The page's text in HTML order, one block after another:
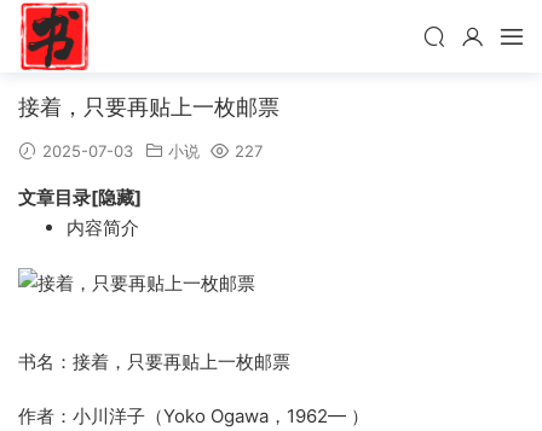
接着，只要再贴上一枚邮票
2025-07-03 小说 227
文章目录[隐藏]
内容简介
书名：接着，只要再贴上一枚邮票
作者：小川洋子（Yoko Ogawa，1962— ）